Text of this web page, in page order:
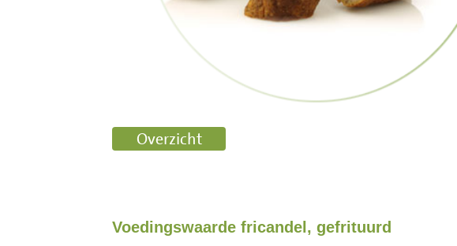
Voedingswaarde fricandel, gefrituurd